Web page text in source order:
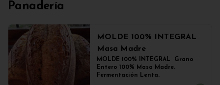
Panadería
MOLDE 100% INTEGRAL
Masa Madre
MOLDE 100% INTEGRAL  Grano
Entero 100% Masa Madre.
Fermentación Lenta.